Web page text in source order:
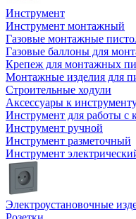
Инструмент
Инструмент монтажный
Газовые монтажные
Газовые баллоны для
Крепеж для монтажных
Монтажные изделия для
Строительные ходули
Аксессуары к
Инструмент для работы с
Инструмент ручной
Инструмент разметочный
Инструмент
Электроустановочные